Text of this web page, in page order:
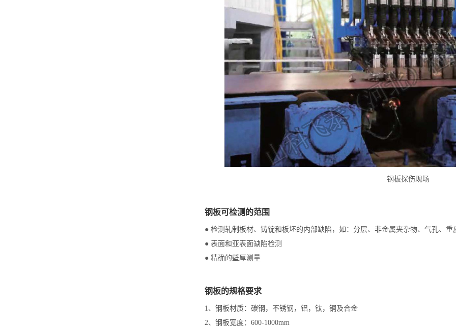
钢板探伤现场
钢板可检测的范围
● 检测轧制板材、铸锭和板坯的内部缺陷，如：分层、非金属夹杂物、气孔、重
● 表面和亚表面缺陷检测
● 精确的壁厚测量
钢板的规格要求
1、钢板材质：碳钢，不锈钢，铝，钛，铜及合金
2、钢板宽度：600-1000mm